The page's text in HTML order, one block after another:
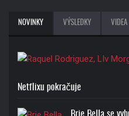
NOVINKY VÝSLEDKY VIDEA
Netflixu pokračuje